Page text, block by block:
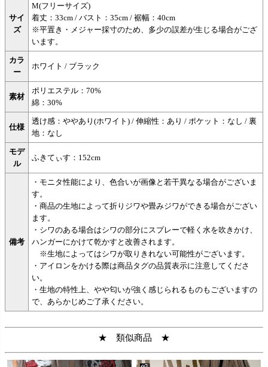
サイ
ズ
M(フリーサイズ)
着丈：33cm / バスト：35cm / 裾幅：40cm
※平置き・メジャー採寸のため、多少の誤差が生じる場合がござ
います。
カラ
ー
ホワイト / ブラック
素材
ポリエステル：70%
綿：30%
仕様
透け感：ややあり(ホワイト) / 伸縮性：あり / ポケット：なし / 裏
地：なし
モデ
ル
ふきてぃす：152cm
備考
・モニタ性能により、色合いが画像と若干異なる場合がございま
す。
・商品の生地によって折りジワや畳みジワができる場合がござい
ます。
・シワのある場合はシワの部分にスプレーで軽く水を吹きかけ、
ハンガーにかけて乾かすと改善されます。
※生地によってはシワが取りきれない可能性がございます。
・アイロンをかける際は商品タグの品質表示に注意してくださ
い。
・生地の特性上、やや匂いが強く感じられるものもございますの
で、あらかじめご了承ください。
★ 類似商品 ★